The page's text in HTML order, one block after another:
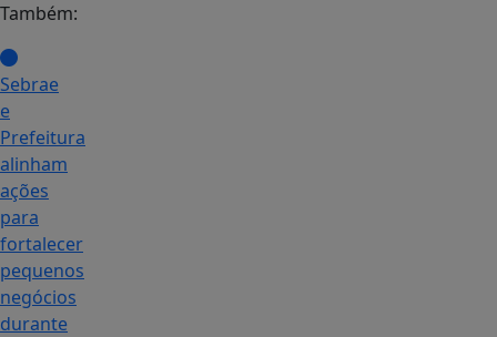
Também:
Sebrae
e
Prefeitura
alinham
ações
para
fortalecer
pequenos
negócios
durante